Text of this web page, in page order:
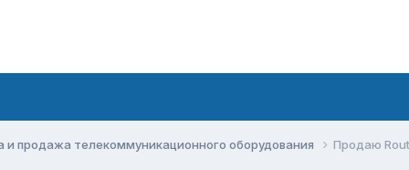
и продажа телекоммуникационного оборудования Продаю